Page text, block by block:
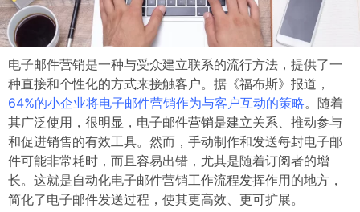
电子邮件营销是一种与受众建立联系的流行方法，提供了一
种直接和个性化的方式来接触客户。据《福布斯》报道，
64%的小企业将电子邮件营销作为与客户互动的策略。随着
其广泛使用，很明显，电子邮件营销是建立关系、推动参与
和促进销售的有效工具。然而，手动制作和发送每封电子邮
件可能非常耗时，而且容易出错，尤其是随着订阅者的增
长。这就是自动化电子邮件营销工作流程发挥作用的地方，
简化了电子邮件发送过程，使其更高效、更可扩展。